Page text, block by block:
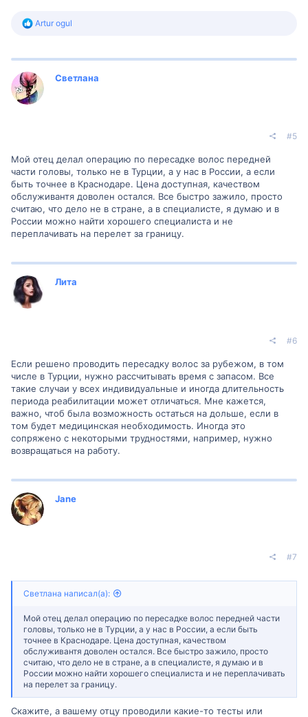
Р
и
и
:
Artur ogul
Светлана
#5
Мой отец делал операцию по пересадке волос передней
части головы, только не в Турции, а у нас в России, а если
быть точнее в Краснодаре. Цена доступная, качеством
обслуживантя доволен остался. Все быстро зажило, просто
считаю, что дело не в стране, а в специалисте, я думаю и в
России можно найти хорошего специалиста и не
переплачивать на перелет за границу.
Лита
#6
Если решено проводить пересадку волос за рубежом, в том
числе в Турции, нужно рассчитывать время с запасом. Все
такие случаи у всех индивидуальные и иногда длительность
периода реабилитации может отличаться. Мне кажется,
важно, чтоб была возможность остаться на дольше, если в
том будет медицинская необходимость. Иногда это
сопряжено с некоторыми трудностями, например, нужно
возвращаться на работу.
Jane
#7
Светлана написал(а):
Мой отец делал операцию по пересадке волос передней части
головы, только не в Турции, а у нас в России, а если быть
точнее в Краснодаре. Цена доступная, качеством
обслуживантя доволен остался. Все быстро зажило, просто
считаю, что дело не в стране, а в специалисте, я думаю и в
России можно найти хорошего специалиста и не переплачивать
на перелет за границу.
Скажите, а вашему отцу проводили какие-то тесты или